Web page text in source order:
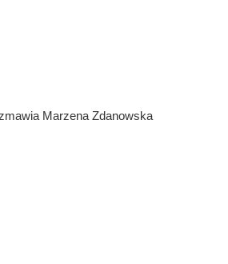
Marzena Zdanowska